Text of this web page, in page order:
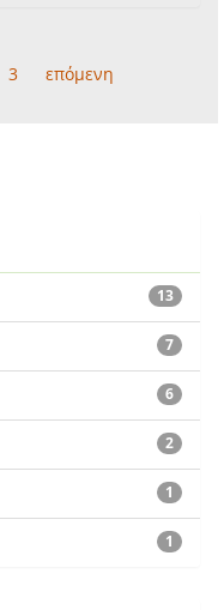
3 επόμενη
13
7
6
2
1
1